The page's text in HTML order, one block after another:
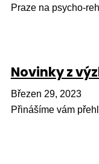
Praze na psycho-
Novinky z
Březen 29, 2023
Přinášíme vám